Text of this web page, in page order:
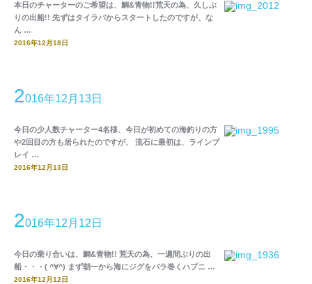
本日のチャーターのご希望は、鯛&青物!!荒天の為、久しぶ
りの出船!! 先ずはタイラバからスタートしたのですが、な
ん …
2016年12月18日
2016年12月13日
今日の少人数チャーター4名様、今日が初めての海釣りの方
や2回目の方も居られたのですが、 流石に最初は、ラインブ
レイ …
2016年12月13日
2016年12月12日
今日の乗り合いは、鯛&青物!! 荒天の為、一週間ぶりの出
船・・・( ^∀^) まず朝一から海にジグをバラ巻くハプニ …
2016年12月12日